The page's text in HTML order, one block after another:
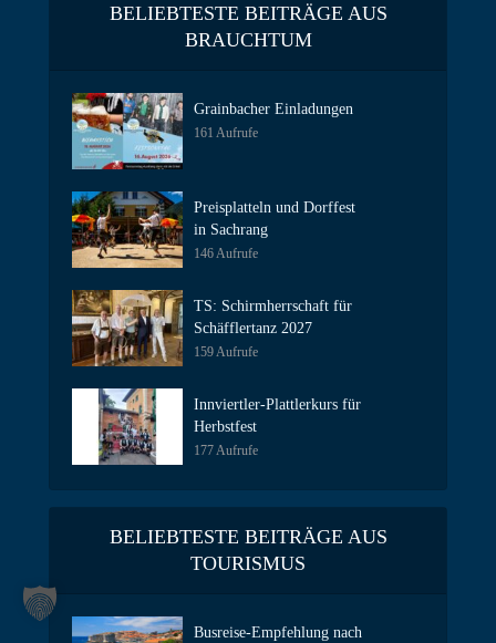
BELIEBTESTE BEITRÄGE AUS
BRAUCHTUM
Grainbacher Einladungen
161 Aufrufe
Preisplatteln und Dorffest
in Sachrang
146 Aufrufe
TS: Schirmherrschaft für
Schäfflertanz 2027
159 Aufrufe
Innviertler-Plattlerkurs für
Herbstfest
177 Aufrufe
BELIEBTESTE BEITRÄGE AUS
TOURISMUS
Busreise-Empfehlung nach